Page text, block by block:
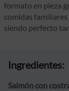
formato en pieza
comidas
siendo perfecto
Ingredientes:
Salmón con